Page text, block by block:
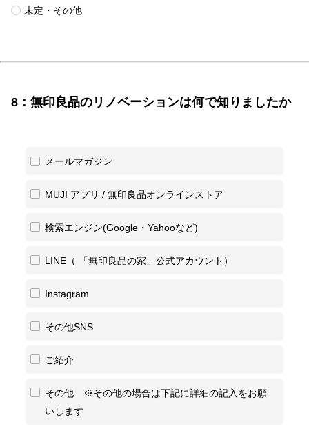
未定・その他​​​
8：無印良品のリノベーションは何で知りましたか
メールマガジン
MUJI アプリ / 無印良品オンラインストア
検索エンジン(Google・Yahooなど)
LINE（ 「無印良品の家」公式アカウント）
Instagram
その他SNS
ご紹介
その他 ※その他の場合は下記に詳細の記入をお願
いします